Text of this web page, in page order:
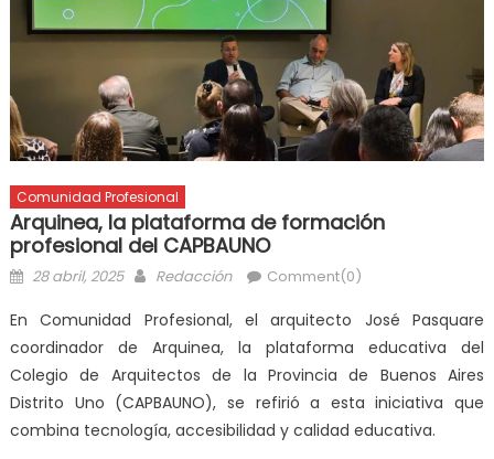
Comunidad Profesional
Arquinea, la plataforma de formación
profesional del CAPBAUNO
28 abril, 2025 Redacción Comment(0)
En Comunidad Profesional, el arquitecto José Pasquare
coordinador de Arquinea, la plataforma educativa del
Colegio de Arquitectos de la Provincia de Buenos Aires
Distrito Uno (CAPBAUNO), se refirió a esta iniciativa que
combina tecnología, accesibilidad y calidad educativa.